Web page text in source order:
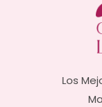
Los